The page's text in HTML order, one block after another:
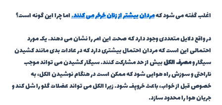
اغلب گفته می شود کهمردان بیشتر از زنان خرخر می کنند.اما چرا این گونه است؟
در واقع دلایل متعددی وجود دارد که صحت این امر را نشان می دهند. یک مورد
احتمالی این است که مردان احتمال بیشتری دارد که در عادات بدی مانند کشیدن
سیگار ومصرف الکلبیش از حد مشارکت کنند. سیگار کشیدن می تواند موجب
ناراحتی و سوزش راه هوایی شود که ممکن است در هنگام نوشیدن الکل، به
خصوص قبل از خواب، باعث خروپف شود. زیرا الکل می تواند عضلات گلو را شل کند و
جریان هوا را محدود سازد.